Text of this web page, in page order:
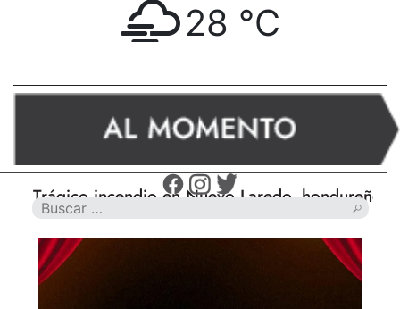
28 °C
incendio en Nuevo Laredo, hondureño muere